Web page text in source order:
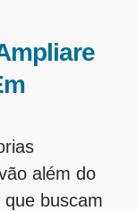
além do
buscam